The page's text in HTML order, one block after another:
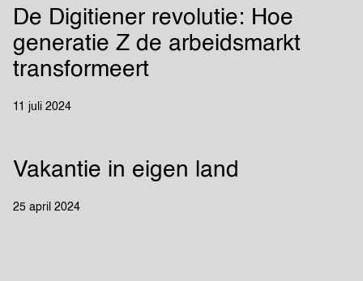
De Digitiener revolutie: Hoe
generatie Z de arbeidsmarkt
transformeert
11 juli 2024
Vakantie in eigen land
25 april 2024